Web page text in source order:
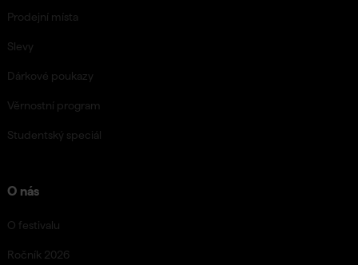
Prodejní místa
Slevy
Dárkové poukazy
Věrnostní program
Studentský speciál
O nás
O festivalu
Ročník 2026